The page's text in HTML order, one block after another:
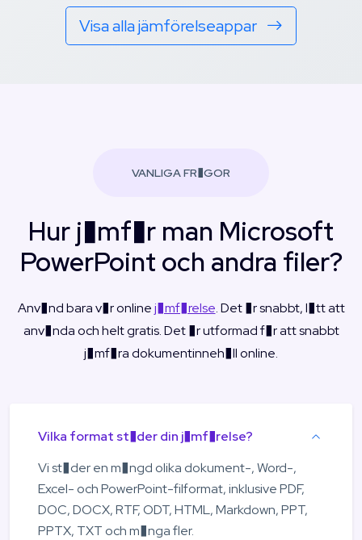
Visa alla jämförelseappar
VANLIGA FR�GOR
Hur j�mf�r man Microsoft
PowerPoint och andra filer?
Anv�nd bara v�r onlinej�mf�relse. Det �r snabbt, l�tt att
anv�nda och helt gratis. Det �r utformad f�r att snabbt
j�mf�ra dokumentinneh�ll online.
Vilka format st�der din j�mf�relse?
Vi st�der en m�ngd olika dokument-, Word-,
Excel- och PowerPoint-filformat, inklusive PDF,
DOC, DOCX, RTF, ODT, HTML, Markdown, PPT,
PPTX, TXT och m�nga fler.